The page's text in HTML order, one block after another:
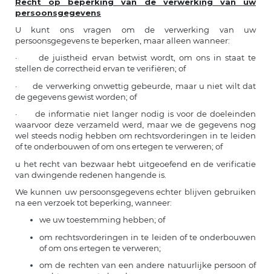
persoonsgegevens
U kunt ons vragen om de verwerking van uw
persoonsgegevens te beperken, maar alleen wanneer:
· de juistheid ervan betwist wordt, om ons in staat te
stellen de correctheid ervan te verifiëren; of
· de verwerking onwettig gebeurde, maar u niet wilt dat
de gegevens gewist worden; of
· de informatie niet langer nodig is voor de doeleinden
waarvoor deze verzameld werd, maar we de gegevens nog
wel steeds nodig hebben om rechtsvorderingen in te leiden
of te onderbouwen of om ons ertegen te verweren; of
u het recht van bezwaar hebt uitgeoefend en de verificatie
van dwingende redenen hangende is.
We kunnen uw persoonsgegevens echter blijven gebruiken
na een verzoek tot beperking, wanneer:
we uw toestemming hebben; of
om rechtsvorderingen in te leiden of te onderbouwen
of om ons ertegen te verweren;
om de rechten van een andere natuurlijke persoon of